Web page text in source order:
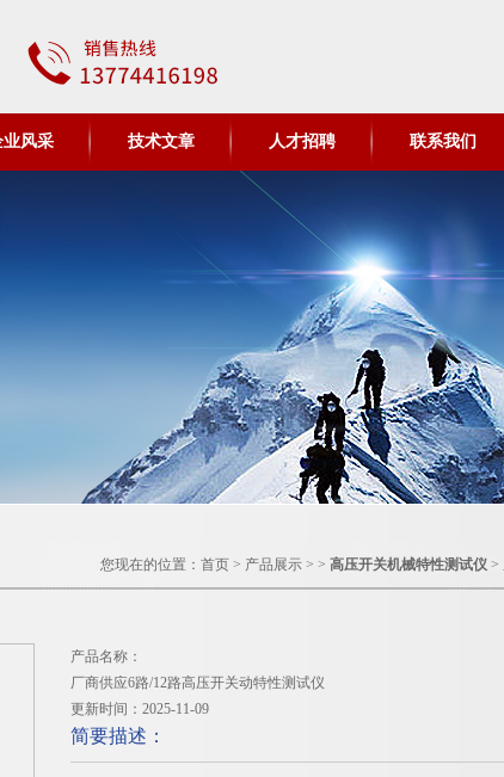
业风采 技术文章 人才招聘 联系我们
您现在的位置： 首页 > 产品展示 > > 高压开关机械特性测试仪 >
产品名称：
厂商供应6路/12路高压开关动特性测试仪
更新时间：2025-11-09
简要描述：